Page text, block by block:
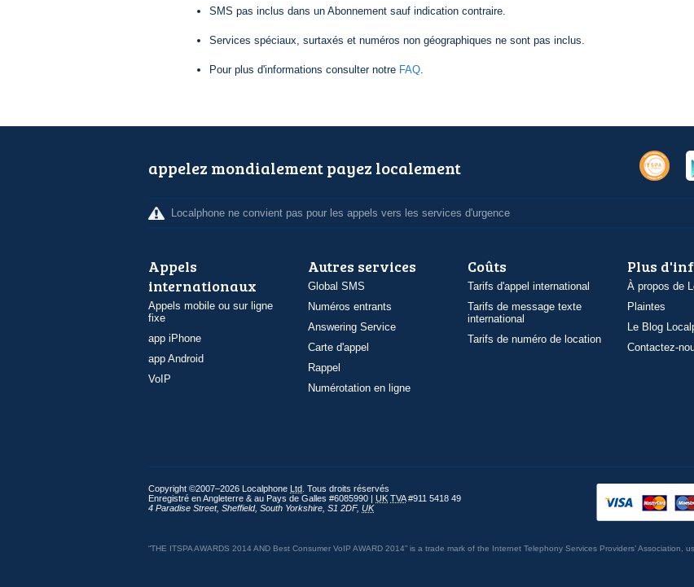
SMS pas inclus dans un Abonnement sauf indication contraire.
Services spéciaux, surtaxés et numéros non géographiques ne sont pas inclus.
Pour plus d'informations consulter notre FAQ.
appelez mondialement payez localement
Localphone ne convient pas pour les appels vers les services d'urgence
Appels
internationaux
Appels mobile ou sur ligne
fixe
app iPhone
app Android
VoIP
Autres services
Global SMS
Numéros entrants
Answering Service
Carte d'appel
Rappel
Numérotation en ligne
Coûts
Tarifs d'appel international
Tarifs de message texte
international
Tarifs de numéro de location
Plus
À propos de
Plaintes
Le Blog
Contactez-
Copyright ©2007–2026 Localphone Ltd . Tous droits réservés
Enregistré en Angleterre & au Pays de Galles #6085990 | UK TVA#911 5418 49
4 Paradise Street, Sheffield, South Yorkshire S1 2DF, UK
“THE ITSPA AWARDS 2014 AND Best Consumer VoIP AWARD 2014” is a trade mark of the Internet Telephony Services Providers’ Association,